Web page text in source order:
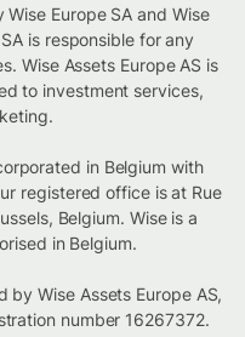
Europe SA and Wise
is responsible for any
Wise Assets Europe AS is
to investment services,
in Belgium with
registered office is at Rue
Belgium. Wise is a
in Belgium.
by Wise Assets Europe AS,
number 16267372.